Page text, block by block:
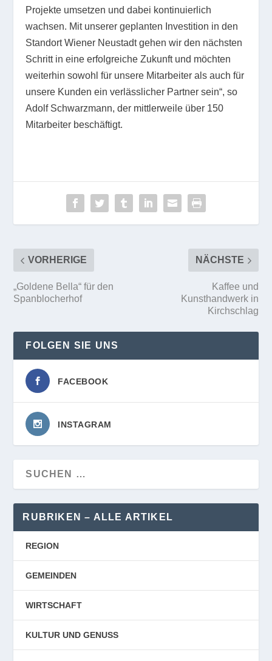
Projekte umsetzen und dabei kontinuierlich
wachsen. Mit unserer geplanten Investition in den
Standort Wiener Neustadt gehen wir den nächsten
Schritt in eine erfolgreiche Zukunft und möchten
weiterhin sowohl für unsere Mitarbeiter als auch für
unsere Kunden ein verlässlicher Partner sein“, so
Adolf Schwarzmann, der mittlerweile über 150
Mitarbeiter beschäftigt.
VORHERIGE
„Goldene Bella“ für den
Spanblocherhof
NÄCHSTE
Kaffee und
Kunsthandwerk in
Kirchschlag
FOLGEN SIE UNS
FACEBOOK
INSTAGRAM
RUBRIKEN – ALLE ARTIKEL
REGION
GEMEINDEN
WIRTSCHAFT
KULTUR UND GENUSS